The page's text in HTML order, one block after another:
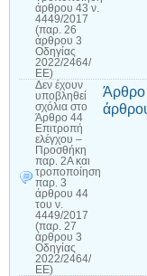
άρθρου 43 ν.
4449/2017
(παρ. 26
άρθρου 3
Οδηγίας
2022/2464/
ΕΕ)
Δεν έχουν
υποβληθεί
σχόλια στο
Άρθρο 44
Επιτροπή
ελέγχου –
Προσθήκη
παρ. 2Α και
τροποποίηση
παρ. 3
άρθρου 44
του ν.
4449/2017
(παρ. 27
άρθρου 3
Οδηγίας
2022/2464/
ΕΕ)
Άρθρο